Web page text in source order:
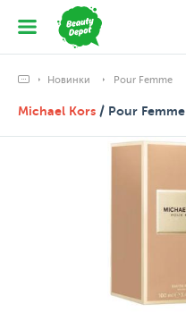
Новинки Pour Femme
Michael Kors / Pour Femme